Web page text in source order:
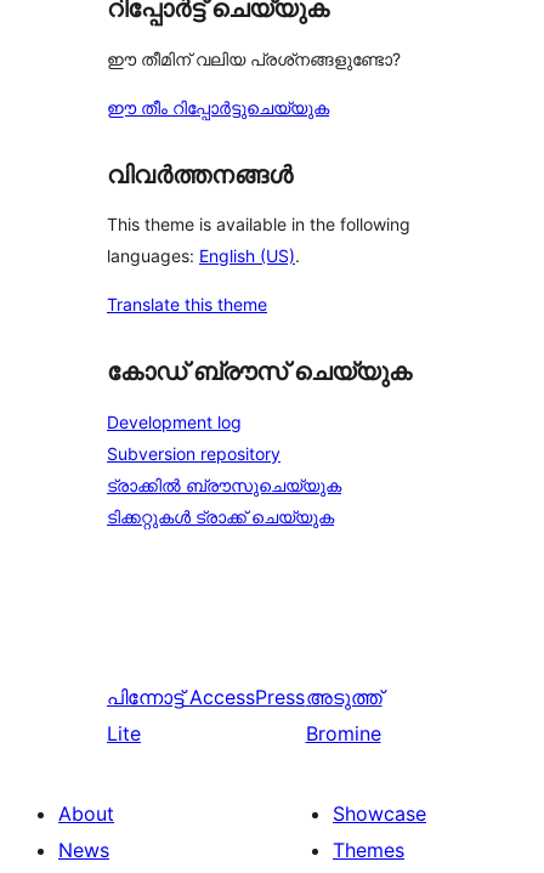
റിപ്പോർട്ട് ചെയ്യുക
ഈ തീമിന് വലിയ പ്രശ്‌നങ്ങളുണ്ടോ?
ഈ തീം റിപ്പോർട്ടുചെയ്യുക
വിവർത്തനങ്ങൾ
This theme is available in the following
languages: English (US).
Translate this theme
കോഡ് ബ്രൗസ് ചെയ്യുക
Development log
Subversion repository
ട്രാക്കിൽ ബ്രൗസുചെയ്യുക
ടിക്കറ്റുകൾ ട്രാക്ക് ചെയ്യുക
പിന്നോട്ട് AccessPress
Lite
അടുത്ത്
Bromine
About
News
Showcase
Themes